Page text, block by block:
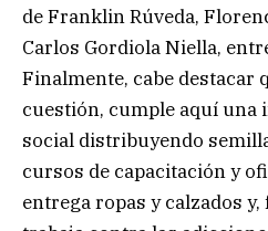
de Franklin Rúveda,
Carlos Gordiola Niella,
Finalmente, cabe destacar
cuestión, cumple aquí
social distribuyendo
cursos de capacitación y
entrega ropas y calzados